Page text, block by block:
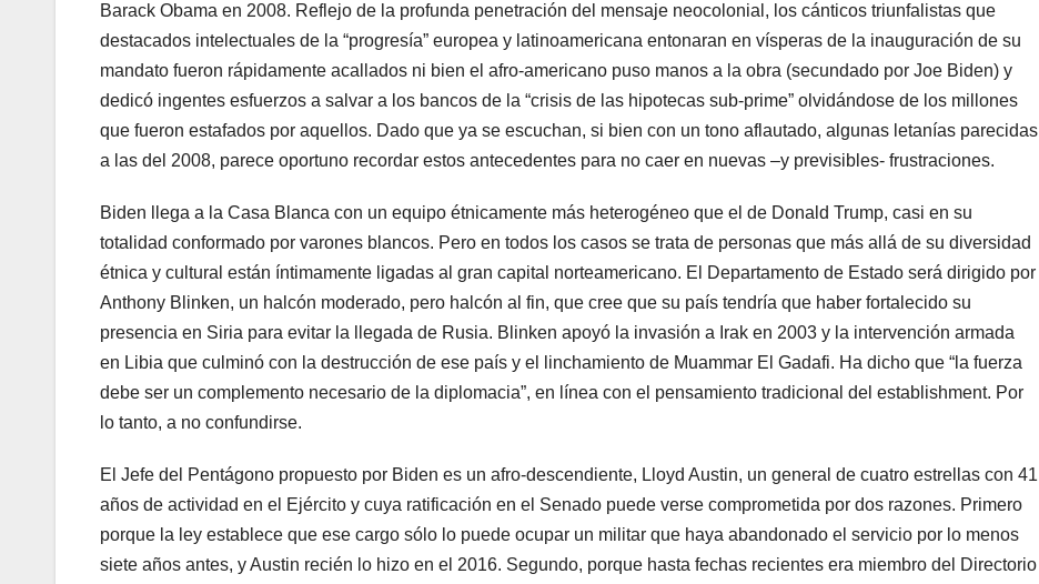
Barack Obama en 2008. Reflejo de la profunda penetración del mensaje neocolonial, los cánticos triunfalistas que
destacados intelectuales de la “progresía” europea y latinoamericana entonaran en vísperas de la inauguración de su
mandato fueron rápidamente acallados ni bien el afro-americano puso manos a la obra (secundado por Joe Biden) y
dedicó ingentes esfuerzos a salvar a los bancos de la “crisis de las hipotecas sub-prime” olvidándose de los millones
que fueron estafados por aquellos. Dado que ya se escuchan, si bien con un tono aflautado, algunas letanías parecidas
a las del 2008, parece oportuno recordar estos antecedentes para no caer en nuevas –y previsibles- frustraciones.
Biden llega a la Casa Blanca con un equipo étnicamente más heterogéneo que el de Donald Trump, casi en su
totalidad conformado por varones blancos. Pero en todos los casos se trata de personas que más allá de su diversidad
étnica y cultural están íntimamente ligadas al gran capital norteamericano. El Departamento de Estado será dirigido por
Anthony Blinken, un halcón moderado, pero halcón al fin, que cree que su país tendría que haber fortalecido su
presencia en Siria para evitar la llegada de Rusia. Blinken apoyó la invasión a Irak en 2003 y la intervención armada
en Libia que culminó con la destrucción de ese país y el linchamiento de Muammar El Gadafi. Ha dicho que “la fuerza
debe ser un complemento necesario de la diplomacia”, en línea con el pensamiento tradicional del establishment. Por
lo tanto, a no confundirse.
El Jefe del Pentágono propuesto por Biden es un afro-descendiente, Lloyd Austin, un general de cuatro estrellas con 41
años de actividad en el Ejército y cuya ratificación en el Senado puede verse comprometida por dos razones. Primero
porque la ley establece que ese cargo sólo lo puede ocupar un militar que haya abandonado el servicio por lo menos
siete años antes, y Austin recién lo hizo en el 2016. Segundo, porque hasta fechas recientes era miembro del Directorio